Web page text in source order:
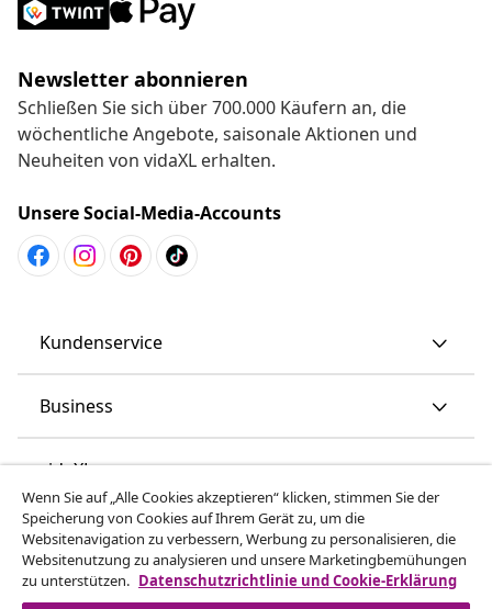
Newsletter abonnieren
Schließen Sie sich über 700.000 Käufern an, die
wöchentliche Angebote, saisonale Aktionen und
Neuheiten von vidaXL erhalten.
Unsere Social-Media-Accounts
Kundenservice
Business
vidaXL
Mehr entdecken
Wenn Sie auf „Alle Cookies akzeptieren“ klicken, stimmen Sie der
Speicherung von Cookies auf Ihrem Gerät zu, um die
Websitenavigation zu verbessern, Werbung zu personalisieren, die
Websitenutzung zu analysieren und unsere Marketingbemühungen
zu unterstützen. Datenschutzrichtlinie und Cookie-Erklärung